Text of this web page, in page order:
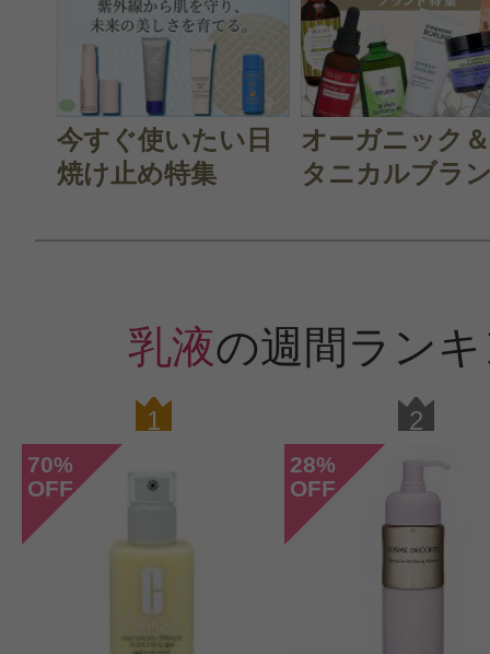
今すぐ使いたい日
焼け止め特集
オーガニック
タニカルブラ
乳液の週間ラン
1
70%
OFF
2
28%
OFF